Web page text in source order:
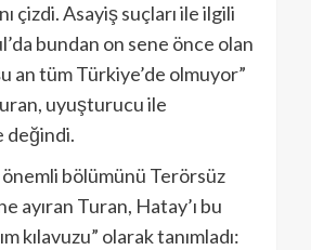
çizdi. Asayiş suçları ile ilgili
bundan on sene önce olan
şu an tüm Türkiye’de olmuyor”
uyuşturucu ile
değindi.
önemli bölümünü Terörsüz
ayıran Turan, Hatay’ı bu
kılavuzu” olarak tanımladı: